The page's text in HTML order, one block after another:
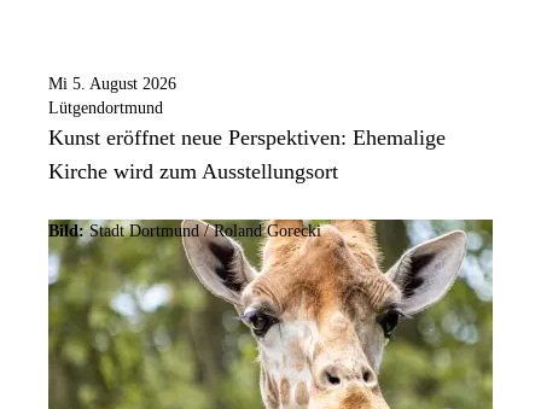
Mi 5. August 2026
Lütgendortmund
Kunst eröffnet neue Perspektiven: Ehemalige
Kirche wird zum Ausstellungsort
Bild:Stadt Dortmund / Roland Gorecki